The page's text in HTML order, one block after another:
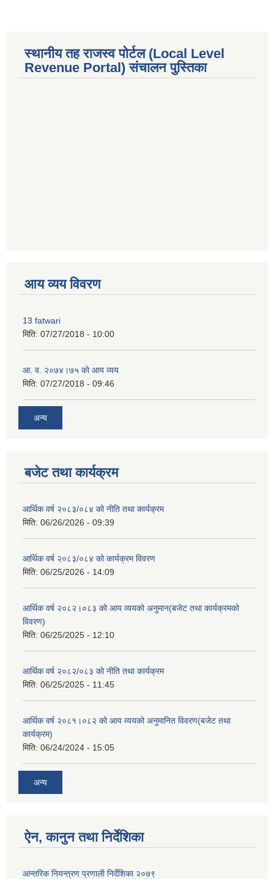
स्थानीय तह राजस्व पोर्टल (Local Level
Revenue Portal) संचालन पुस्तिका
आय व्यय विवरण
13 fatwari
मिति: 07/27/2018 - 10:00
आ‍. व. २०७४।७५ काे आय व्यय
मिति: 07/27/2018 - 09:46
अन्य
बजेट तथा कार्यक्रम
आर्थिक वर्ष २०८३/०८४ को नीति तथा कार्यक्रम
मिति: 06/26/2026 - 09:39
आर्थिक वर्ष २०८३/०८४ को कार्यक्रम विवरण
मिति: 06/25/2026 - 14:09
आर्थिक वर्ष २०८२।०८३ को आय व्ययको अनुमान(बजेट तथा कार्यक्रमको
विवरण)
मिति: 06/25/2025 - 12:10
आर्थिक वर्ष २०८२/०८३ को नीति तथा कार्यक्रम
मिति: 06/25/2025 - 11:45
आर्थिक वर्ष २०८१।०८२ को आय व्ययको अनुमानित विवरण(बजेट तथा
कार्यक्रम)
मिति: 06/24/2024 - 15:05
अन्य
ऐन, कानुन तथा निर्देशिका
आन्तरिक नियन्त्रण प्रणाली निर्देशिका २०७९